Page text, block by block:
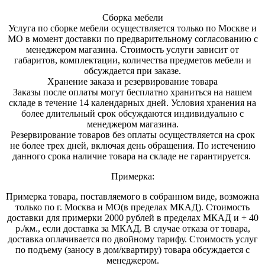
Сборка мебели
Услуга по сборке мебели осуществляется только по Москве и
МО в момент доставки по предварительному согласованию с
менеджером магазина. Стоимость услуги зависит от
габаритов, комплектации, количества предметов мебели и
обсуждается при заказе.
Хранение заказа и резервирование товара
Заказы после оплаты могут бесплатно храниться на нашем
складе в течение 14 календарных дней. Условия хранения на
более длительный срок обсуждаются индивидуально с
менеджером магазина.
Резервирование товаров без оплаты осуществляется на срок
не более трех дней, включая день обращения. По истечению
данного срока наличие товара на складе не гарантируется.
Примерка:
Примерка товара, поставляемого в собранном виде, возможна
только по г. Москва и МО(в пределах МКАД). Стоимость
доставки для примерки 2000 рублей в пределах МКАД и + 40
р./км., если доставка за МКАД. В случае отказа от товара,
доставка оплачивается по двойному тарифу. Стоимость услуг
по подъему (заносу в дом/квартиру) товара обсуждается с
менеджером.